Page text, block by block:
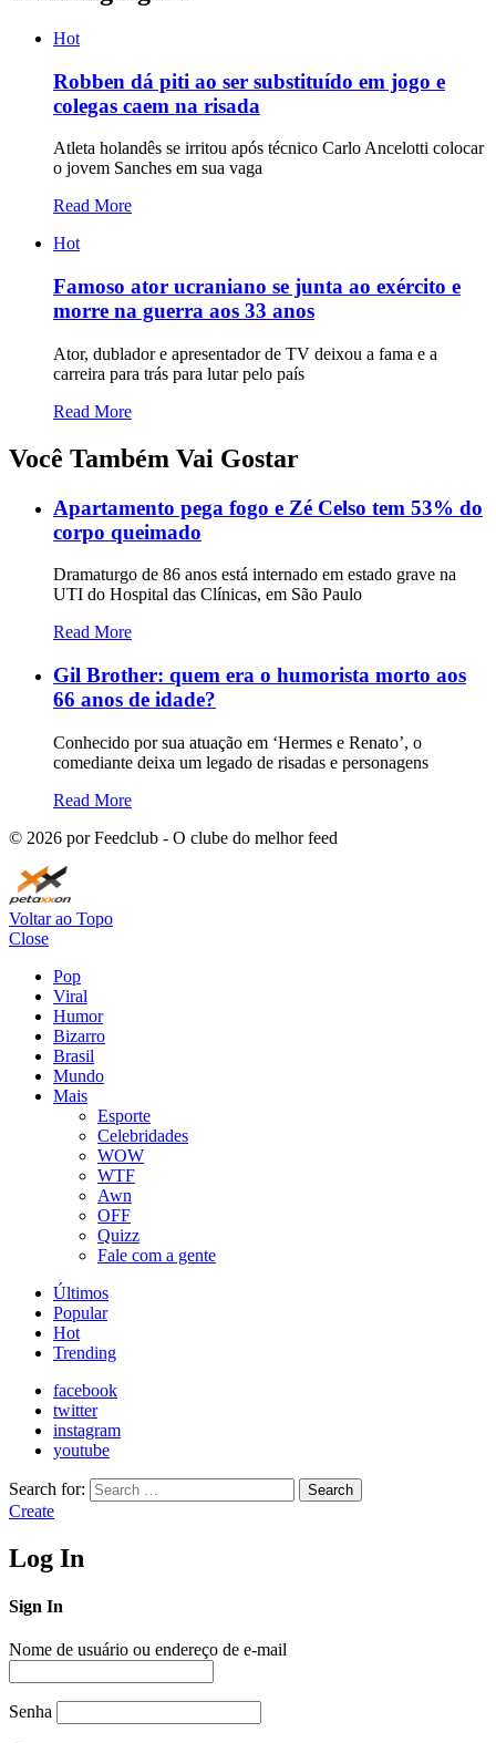
Hot
Robben dá piti ao ser substituído em jogo e
colegas caem na risada
Atleta holandês se irritou após técnico Carlo Ancelotti colocar
o jovem Sanches em sua vaga
Read More
Hot
Famoso ator ucraniano se junta ao exército e
morre na guerra aos 33 anos
Ator, dublador e apresentador de TV deixou a fama e a
carreira para trás para lutar pelo país
Read More
Você Também Vai Gostar
Apartamento pega fogo e Zé Celso tem 53% do
corpo queimado
Dramaturgo de 86 anos está internado em estado grave na
UTI do Hospital das Clínicas, em São Paulo
Read More
Gil Brother: quem era o humorista morto aos
66 anos de idade?
Conhecido por sua atuação em ‘Hermes e Renato’, o
comediante deixa um legado de risadas e personagens
Read More
© 2026 por Feedclub - O clube do melhor feed
Voltar ao Topo
Close
Pop
Viral
Humor
Bizarro
Brasil
Mundo
Mais
Esporte
Celebridades
WOW
WTF
Awn
OFF
Quizz
Fale com a gente
Últimos
Popular
Hot
Trending
facebook
twitter
instagram
youtube
Search for: Search
Create
Log In
Sign In
Nome de usuário ou endereço de e-mail
Senha